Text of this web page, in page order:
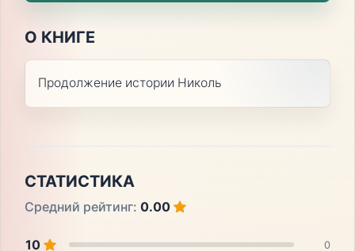
О КНИГЕ
Продолжение истории Николь
СТАТИСТИКА
Средний рейтинг: 0.00
10 0